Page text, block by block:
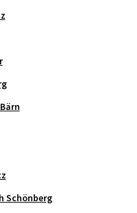
Schönberg